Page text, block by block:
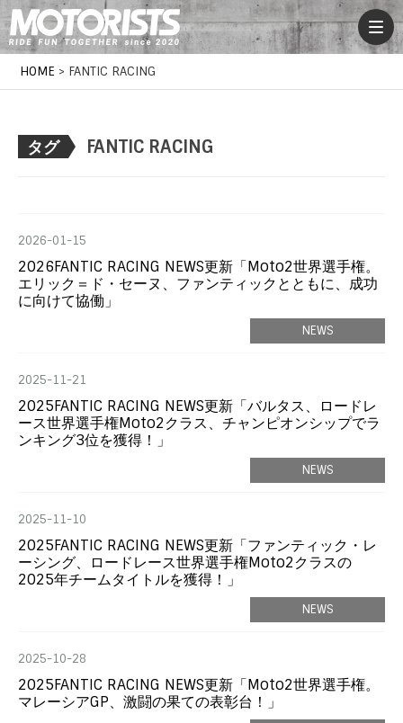
HOME > FANTIC RACING
タグ FANTIC RACING
2026-01-15
2026FANTIC RACING NEWS更新「Moto2世界選手権。
エリック＝ド・セーヌ、ファンティックとともに、成功
に向けて協働」
NEWS
2025-11-21
2025FANTIC RACING NEWS更新「バルタス、ロードレ
ース世界選手権Moto2クラス、チャンピオンシップでラ
ンキング3位を獲得！」
NEWS
2025-11-10
2025FANTIC RACING NEWS更新「ファンティック・レ
ーシング、ロードレース世界選手権Moto2クラスの
2025年チームタイトルを獲得！」
NEWS
2025-10-28
2025FANTIC RACING NEWS更新「Moto2世界選手権。
マレーシアGP、激闘の果ての表彰台！」